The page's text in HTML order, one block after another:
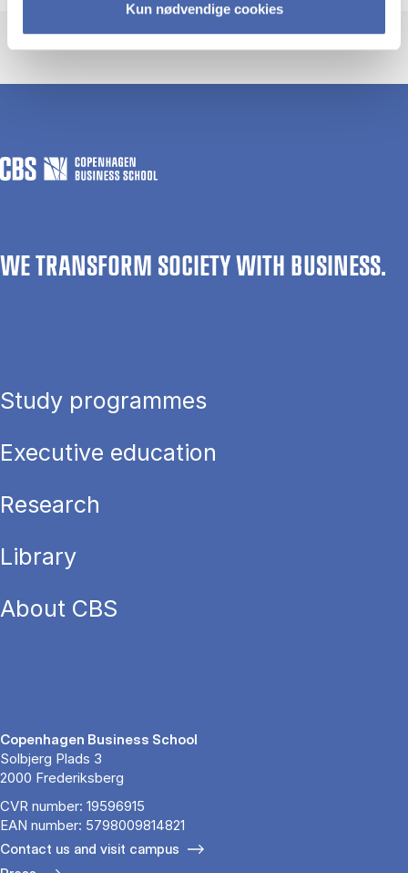
Kun nødvendige cookies
WE TRANSFORM SOCIETY WITH BUSINESS.
Study programmes
Executive education
Research
Library
About CBS
Copenhagen Business School
Solbjerg Plads 3
2000 Frederiksberg
CVR number: 19596915
EAN number: 5798009814821
Contact us and visit campus